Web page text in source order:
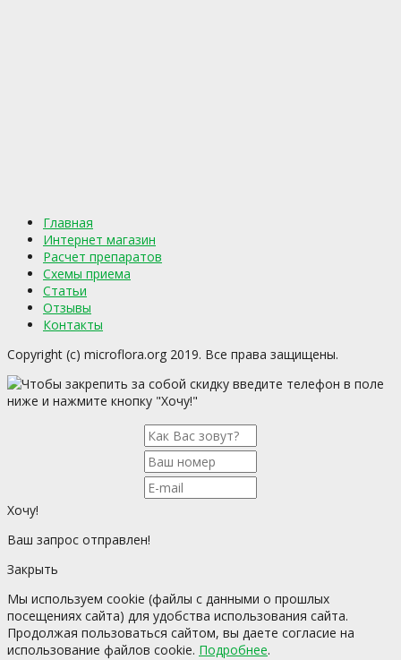
Главная
Интернет магазин
Расчет препаратов
Схемы приема
Статьи
Отзывы
Контакты
Copyright (c) microflora.org 2019. Все права защищены.
Чтобы закрепить за собой скидку введите телефон в поле
ниже и нажмите кнопку "Хочу!"
Хочу!
Ваш запрос отправлен!
Закрыть
Мы используем cookie (файлы с данными о прошлых
посещениях сайта) для удобства использования сайта.
Продолжая пользоваться сайтом, вы даете согласие на
использование файлов cookie. Подробнее.